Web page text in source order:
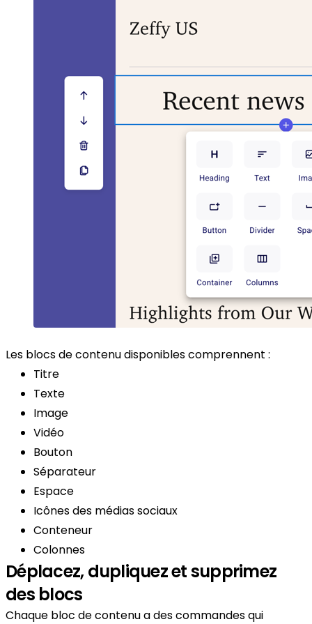
Les blocs de contenu disponibles comprennent :
Titre
Texte
Image
Vidéo
Bouton
Séparateur
Espace
Icônes des médias sociaux
Conteneur
Colonnes
Déplacez, dupliquez et supprimez
des blocs
Chaque bloc de contenu a des commandes qui